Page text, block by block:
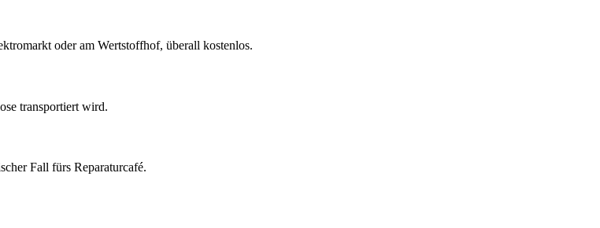
oder am Wertstoffhof, überall kostenlos.
transportiert wird.
Fall fürs Reparaturcafé.